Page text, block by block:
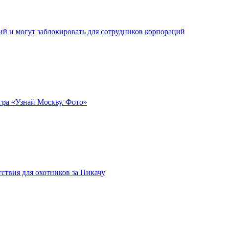
и могут заблокировать для сотрудников корпораций
«Узнай Москву. Фото»
для охотников за Пикачу